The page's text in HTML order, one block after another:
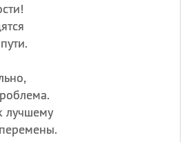
лучшему